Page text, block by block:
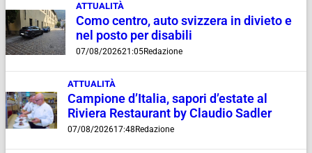
ATTUALITÀ
Como centro, auto svizzera in divieto e
nel posto per disabili
07/08/202621:05Redazione
ATTUALITÀ
Campione d’Italia, sapori d’estate al
Riviera Restaurant by Claudio Sadler
07/08/202617:48 Redazione